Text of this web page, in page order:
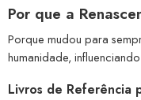
Por que a
Porque mudou para
humanidade,
Livros de Referência